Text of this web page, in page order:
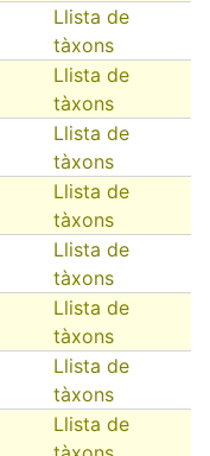
Llista de
tàxons
Llista de
tàxons
Llista de
tàxons
Llista de
tàxons
Llista de
tàxons
Llista de
tàxons
Llista de
tàxons
Llista de